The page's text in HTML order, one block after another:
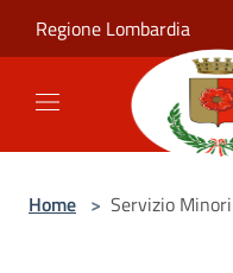
Regione Lombardia
Home > Servizio